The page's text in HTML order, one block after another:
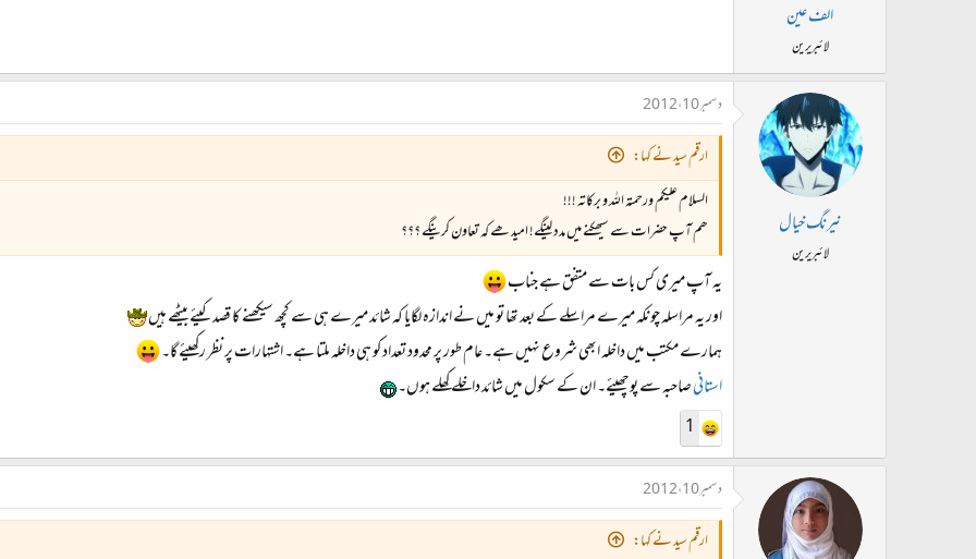
الف عین
لائبریرین
نیرنگ خیال
لائبریرین
دسمبر 10، 2012
ارقم سید نے کہا:
السلام علیکم ورحمتہ اللہ و برکاتہ !!!​
ھم آپ حضرات سے سیھکنے میں مدد لینگے! امید ھے کہ تعاون کرینگے ؟؟؟​
یہ آپ میری کس بات سے متفق ہے جناب
اور یہ مراسلہ چونکہ میرے مراسلے کے بعد تھا تو میں نے اندازہ لگایا کہ شائد میرے ہی سے کچھ سیکھنے کا قصد کیئے بیٹھے ہیں
ہمارے مکتب میں داخلہ ابھی شروع نہیں ہے۔ عام طور پر محدود تعداد کو ہی داخلہ ملتا ہے۔ اشتہارات پر نظر رکھیئے گا۔
استانیصاحبہ سے پوچھیئے۔ ان کے سکول میں شائد داخلے کھلے ہوں۔
1
دسمبر 10، 2012
ارقم سید نے کہا: